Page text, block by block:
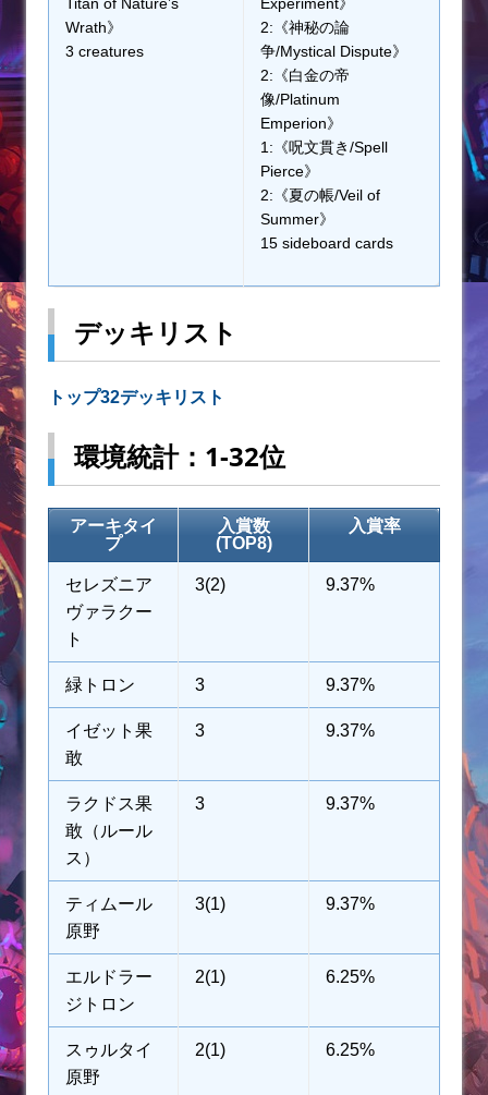
Wrath》
3 creatures
2:《神秘の論
争/Mystical Dispute》
2:《白金の帝
像/Platinum
Emperion》
1:《呪文貫き/Spell
Pierce》
2:《夏の帳/Veil of
Summer》
15 sideboard cards
デッキリスト
トップ32デッキリスト
環境統計：1-32位
アーキタイ
プ
入賞数
(TOP8)
入賞率
セレズニア
ヴァラクー
ト
3(2) 9.37%
緑トロン 3 9.37%
イゼット果
敢
3 9.37%
ラクドス果
敢（ルール
ス）
3 9.37%
ティムール
原野
3(1) 9.37%
エルドラー
ジトロン
2(1) 6.25%
スゥルタイ
原野
2(1) 6.25%